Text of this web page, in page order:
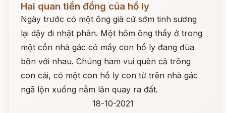
Hai quan tiền đồng của hồ ly
Ngày trước có một ông già cứ sớm tinh sương
lại dậy đi nhặt phân. Một hôm ông thấy ở trong
một cồn nhà gác có mấy con hồ ly đang đùa
bỡn với nhau. Chúng ham vui quên cả trông
con cái, có một con hồ ly con từ trên nhà gác
ngã lộn xuống nằm lăn quay ra đất.
18-10-2021